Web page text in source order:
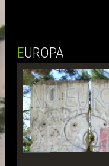
EUROPA